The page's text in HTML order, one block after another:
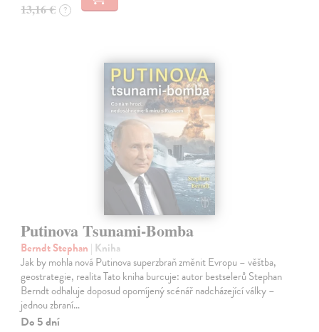
13,16 € ?
Putinova Tsunami-Bomba
Berndt Stephan | Kniha
Jak by mohla nová Putinova superzbraň změnit Evropu – věštba,
geostrategie, realita Tato kniha burcuje: autor bestselerů Stephan
Berndt odhaluje doposud opomíjený scénář nadcházející války –
jednou zbraní…
Do 5 dní